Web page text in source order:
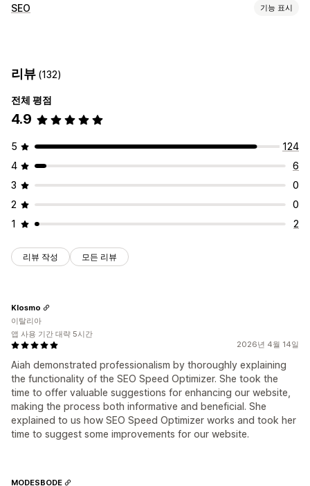
SEO 기능 표시
속도 최적화
실적 모니터링
감사 속도 분석 테스트
리뷰 (132)
전체 평점
4.9
5
124
4
6
3
0
2
0
1
2
리뷰 작성 모든 리뷰
2026년 4월 14일
Aiah demonstrated professionalism by thoroughly explaining
the functionality of the SEO Speed Optimizer. She took the
time to offer valuable suggestions for enhancing our website,
making the process both informative and beneficial. She
explained to us how SEO Speed Optimizer works and took her
time to suggest some improvements for our website.
Klosmo
이탈리아
앱 사용 기간 대략 5시간
MODESBODE